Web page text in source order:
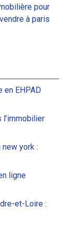
pour
vendre à paris
en EHPAD
l’immobilier
york :
ligne
et-Loire :